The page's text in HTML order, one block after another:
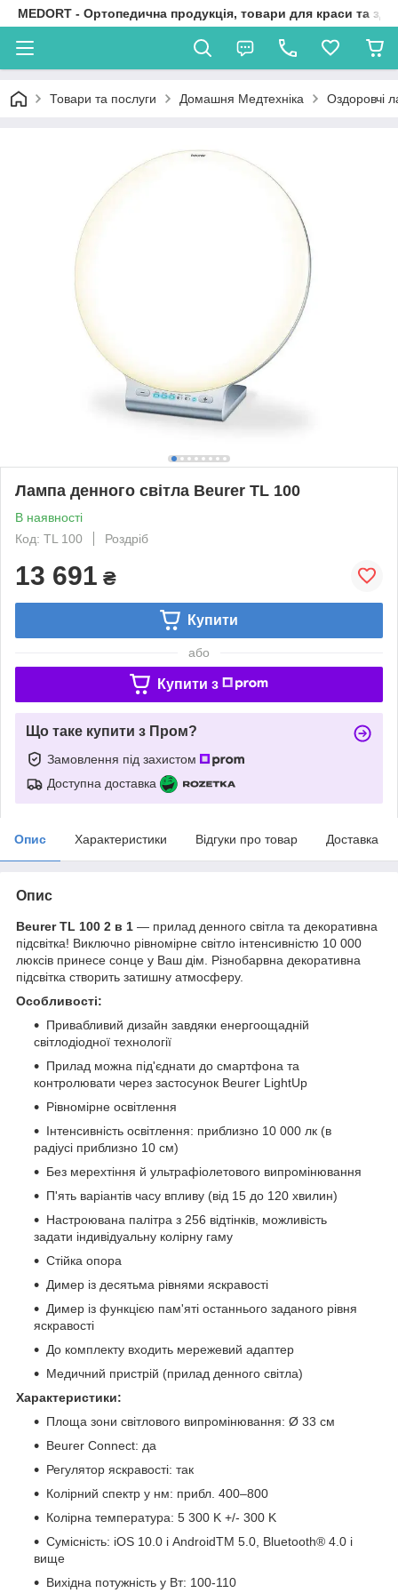
MEDORT - Ортопедична продукція, товари для краси та
Товари та послуги Домашня Медтехніка Оздоровчі
Лампа денного світла Beurer TL 100
В наявності
Код: TL 100
Роздріб
13 691 ₴
Купити
або
Купити з
Що таке купити з Пром?
Замовлення під захистом
Доступна доставка
Опис Характеристики Відгуки про товар Доставка
Опис
Beurer TL 100 2 в 1 — прилад денного світла та декоративна
підсвітка! Виключно рівномірне світло інтенсивністю 10 000
люксів принесе сонце у Ваш дім. Різнобарвна декоративна
підсвітка створить затишну атмосферу.
Особливості:
Привабливий дизайн завдяки енергоощадній
світлодіодної технології
Прилад можна під'єднати до смартфона та
контролювати через застосунок Beurer LightUp
Рівномірне освітлення
Інтенсивність освітлення: приблизно 10 000 лк (в
радіусі приблизно 10 см)
Без мерехтіння й ультрафіолетового випромінювання
П'ять варіантів часу впливу (від 15 до 120 хвилин)
Настроювана палітра з 256 відтінків, можливість
задати індивідуальну колірну гаму
Стійка опора
Димер із десятьма рівнями яскравості
Димер із функцією пам'яті останнього заданого рівня
яскравості
До комплекту входить мережевий адаптер
Медичний пристрій (прилад денного світла)
Характеристики:
Площа зони світлового випромінювання: Ø 33 см
Beurer Connect: да
Регулятор яскравості: так
Колірний спектр у нм: прибл. 400–800
Колірна температура: 5 300 K +/- 300 K
Сумісність: iOS 10.0 і AndroidTM 5.0, Bluetooth® 4.0 і
вище
Вихідна потужність у Вт: 100-110